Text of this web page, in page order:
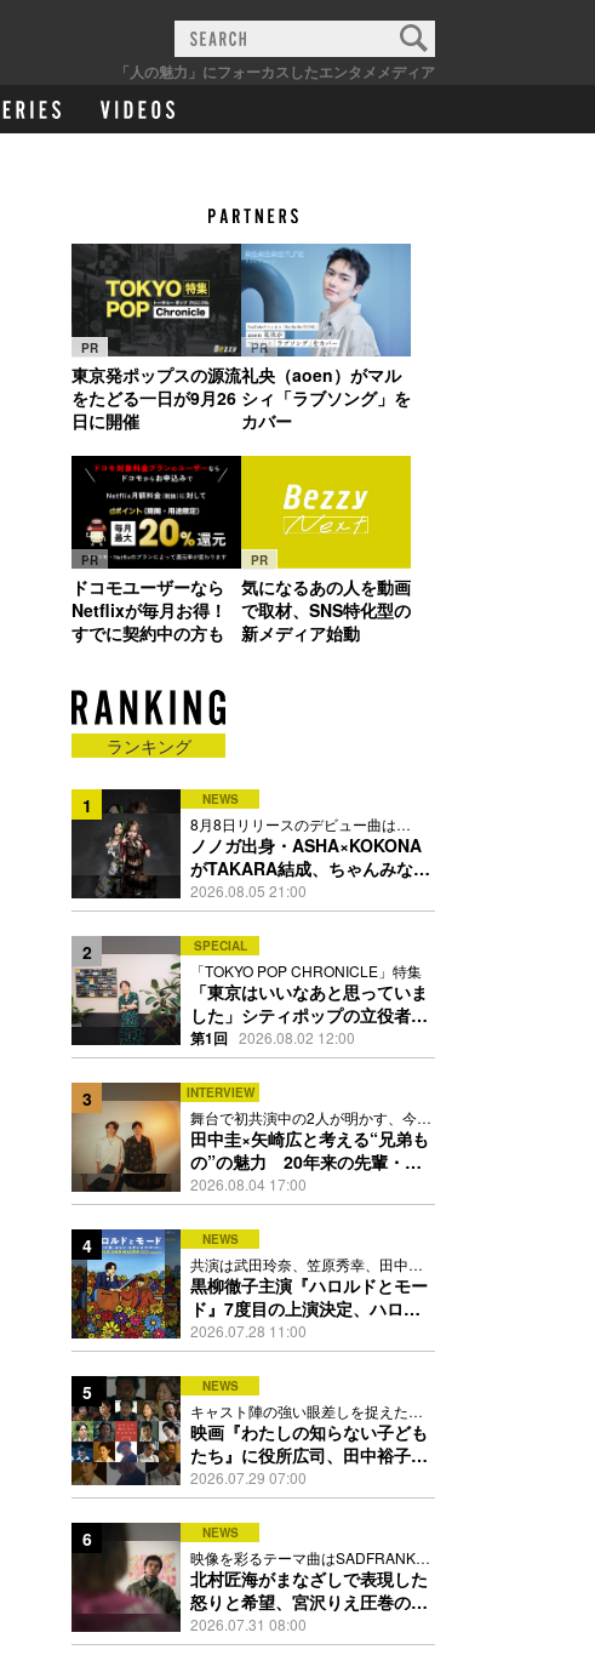
「人の魅力」にフォーカスしたエンタメメディア
PR
東京発ポップスの源流
をたどる一日が9月26
日に開催
PR
礼央（aoen）がマル
シィ「ラブソング」を
カバー
PR
ドコモユーザーなら
Netflixが毎月お得！
すでに契約中の方も
PR
気になるあの人を動画
で取材、SNS特化型の
新メディア始動
ランキング
1 NEWS
8月8日リリースのデビュー曲は
「Time is money」
ノノガ出身・ASHA×KOKONA
がTAKARA結成、ちゃんみな主
宰レーベル第2弾アーティスト
に
2026.08.05 21:00
2 SPECIAL
「TOKYO POP CHRONICLE」特集
「東京はいいなあと思っていま
した」シティポップの立役者・
伊藤銀次の名曲回想録
第1回 2026.08.02 12:00
3 INTERVIEW
舞台で初共演中の2人が明かす、今の
自分をつくる恩人の存在
田中圭×矢崎広と考える“兄弟も
の”の魅力 20年来の先輩・後
輩が初めて見つけた互いの共通
点とは
2026.08.04 17:00
4 NEWS
共演は武田玲奈、笠原秀幸、田中要
次、井川遥
黒柳徹子主演『ハロルドとモー
ド』7度目の上演決定、ハロル
ド役はKEY TO LIT岩﨑大昇
2026.07.28 11:00
5 NEWS
キャスト陣の強い眼差しを捉えたポ
スター、本予告も解禁
映画『わたしの知らない子ども
たち』に役所広司、田中裕子、
岡田准一、吉田羊、坂東龍汰ら
13人
2026.07.29 07:00
6 NEWS
映像を彩るテーマ曲はSADFRANKが
歌う「愛の讃歌」カバー
北村匠海がまなざしで表現した
怒りと希望、宮沢りえ圧巻の演
技が光る『しびれ』90秒予告解
禁
2026.07.31 08:00